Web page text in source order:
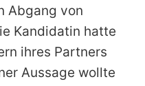
Abgang von
Kandidatin hatte
ihres Partners
Aussage wollte